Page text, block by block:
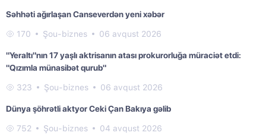
Səhhəti ağırlaşan Canseverdən yeni xəbər
170 Şou-biznes 06 avqust 2026
"Yeraltı"nın 17 yaşlı aktrisanın atası prokurorluğa müraciət etdi:
"Qızımla münasibət qurub"
323 Şou-biznes 06 avqust 2026
Dünya şöhrətli aktyor Ceki Çan Bakıya gəlib
752 Şou-biznes 04 avqust 2026